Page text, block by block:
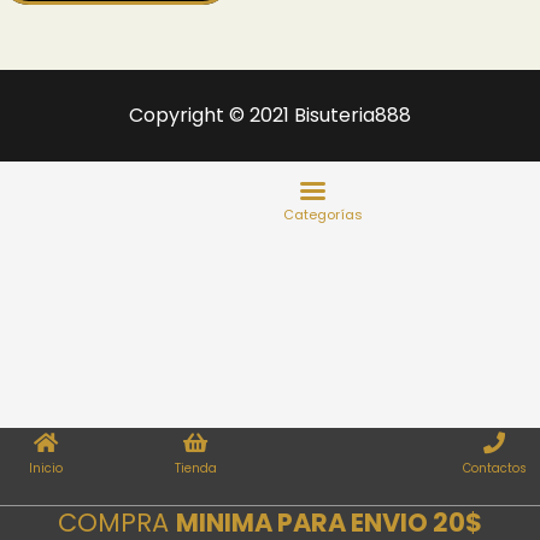
Copyright © 2021 Bisuteria888
Inicio Tienda Contactos
COMPRA MINIMA PARA ENVIO 20$